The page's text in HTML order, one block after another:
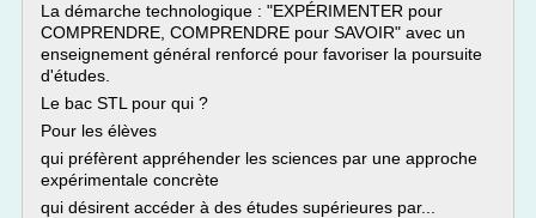
La démarche technologique : "EXPÉRIMENTER pour
COMPRENDRE, COMPRENDRE pour SAVOIR" avec un
enseignement général renforcé pour favoriser la poursuite
d'études.
Le bac STL pour qui ?
Pour les élèves
qui préfèrent appréhender les sciences par une approche
expérimentale concrète
qui désirent accéder à des études supérieures par...